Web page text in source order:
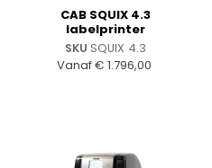
CAB SQUIX 4.3
labelprinter
SKU SQUIX 4.3
Vanaf€ 1.796,00